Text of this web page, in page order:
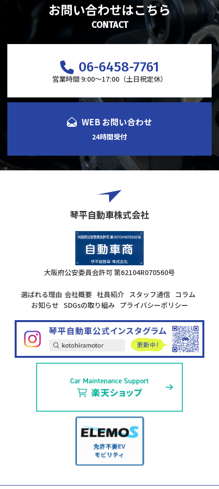
お問い合わせはこちら
CONTACT
06-6458-7761
営業時間 9:00～17:00（土日祝定休）
WEB お問い合わせ
24時間受付
琴平自動車株式会社
大阪府公安委員会許可第62104R070560号
選ばれる理由 会社概要 社員紹介 スタッフ通信 コラム
お知らせ SDGsの取り組み プライバシーポリシー